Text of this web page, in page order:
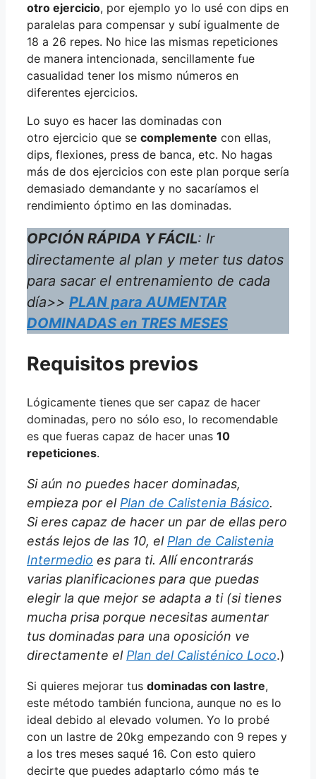
otro ejercicio, por ejemplo yo lo usé con dips en
paralelas para compensar y subí igualmente de
18 a 26 repes. No hice las mismas repeticiones
de manera intencionada, sencillamente fue
casualidad tener los mismo números en
diferentes ejercicios.
Lo suyo es hacer las dominadas con
otro ejercicio que se complemente con ellas,
dips, flexiones, press de banca, etc. No hagas
más de dos ejercicios con este plan porque sería
demasiado demandante y no sacaríamos el
rendimiento óptimo en las dominadas.
OPCIÓN RÁPIDA Y FÁCIL: Ir
directamente al plan y meter tus datos
para sacar el entrenamiento de cada
día>> PLAN para AUMENTAR
DOMINADAS en TRES MESES
Requisitos previos
Lógicamente tienes que ser capaz de hacer
dominadas, pero no sólo eso, lo recomendable
es que fueras capaz de hacer unas 10
repeticiones.
Si aún no puedes hacer dominadas,
empieza por elPlan de Calistenia Básico.
Si eres capaz de hacer un par de ellas pero
estás lejos de las 10, elPlan de Calistenia
Intermedio es para ti. Allí encontrarás
varias planificaciones para que puedas
elegir la que mejor se adapta a ti (si tienes
mucha prisa porque necesitas aumentar
tus dominadas para una oposición ve
directamente elPlan del Calisténico Loco.)
Si quieres mejorar tus dominadas con lastre,
este método también funciona, aunque no es lo
ideal debido al elevado volumen. Yo lo probé
con un lastre de 20kg empezando con 9 repes y
a los tres meses saqué 16. Con esto quiero
decirte que puedes adaptarlo cómo más te